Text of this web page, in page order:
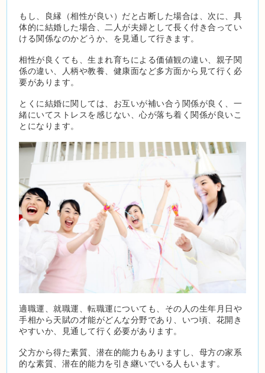
もし、良縁（相性が良い）だと占断した場合は、次に、具
体的に結婚した場合、二人が夫婦として長く付き合ってい
ける関係なのかどうか、を見通して行きます。
相性が良くても、生まれ育ちによる価値観の違い、親子関
係の違い、人柄や教養、健康面など多方面から見て行く必
要があります。
とくに結婚に関しては、お互いが補い合う関係が良く、一
緒にいてストレスを感じない、心が落ち着く関係が良いこ
とになります。
適職運、就職運、転職運についても、その人の生年月日や
手相から天賦の才能がどんな分野であり、いつ頃、花開き
やすいか、見通して行く必要があります。
父方から得た素質、潜在的能力もありますし、母方の家系
的な素質、潜在的能力を引き継いでいる人もいます。